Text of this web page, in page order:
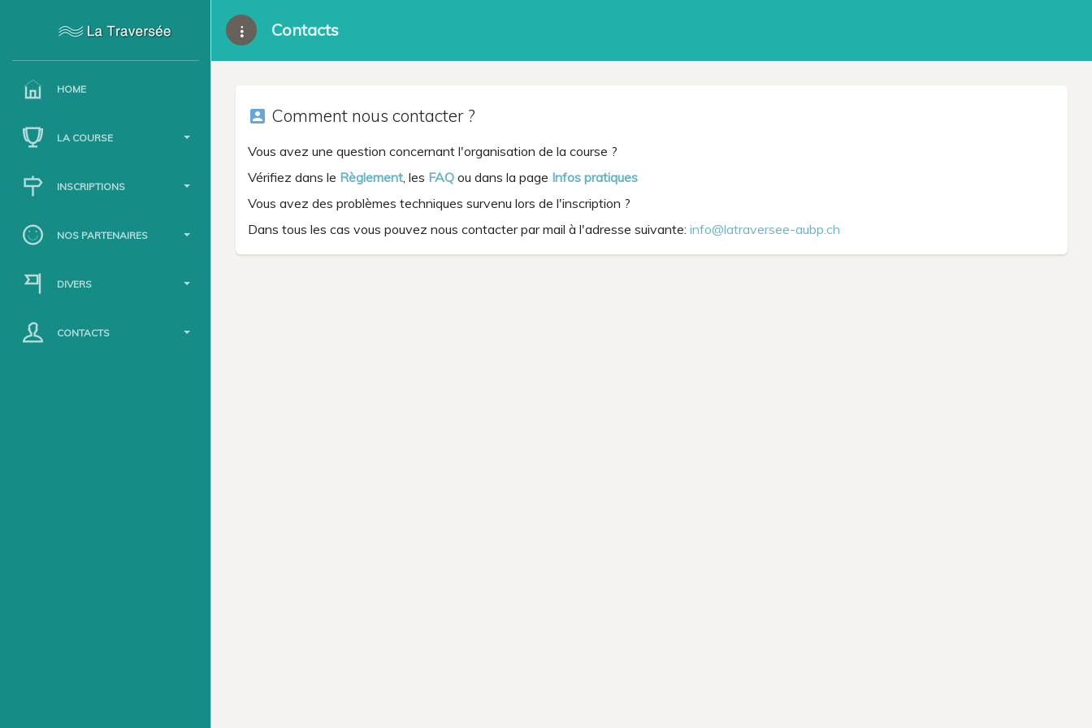
HOME
LA COURSE
INSCRIPTIONS
NOS PARTENAIRES
DIVERS
CONTACTS
Contacts
account_box Comment nous contacter ?
Vous avez une question concernant l'organisation de la course ?
Vérifiez dans le Règlement, les FAQ ou dans la page Infos pratiques
Vous avez des problèmes techniques survenu lors de l'inscription ?
Dans tous les cas vous pouvez nous contacter par mail à l'adresse suivante: info@latraversee-aubp.ch